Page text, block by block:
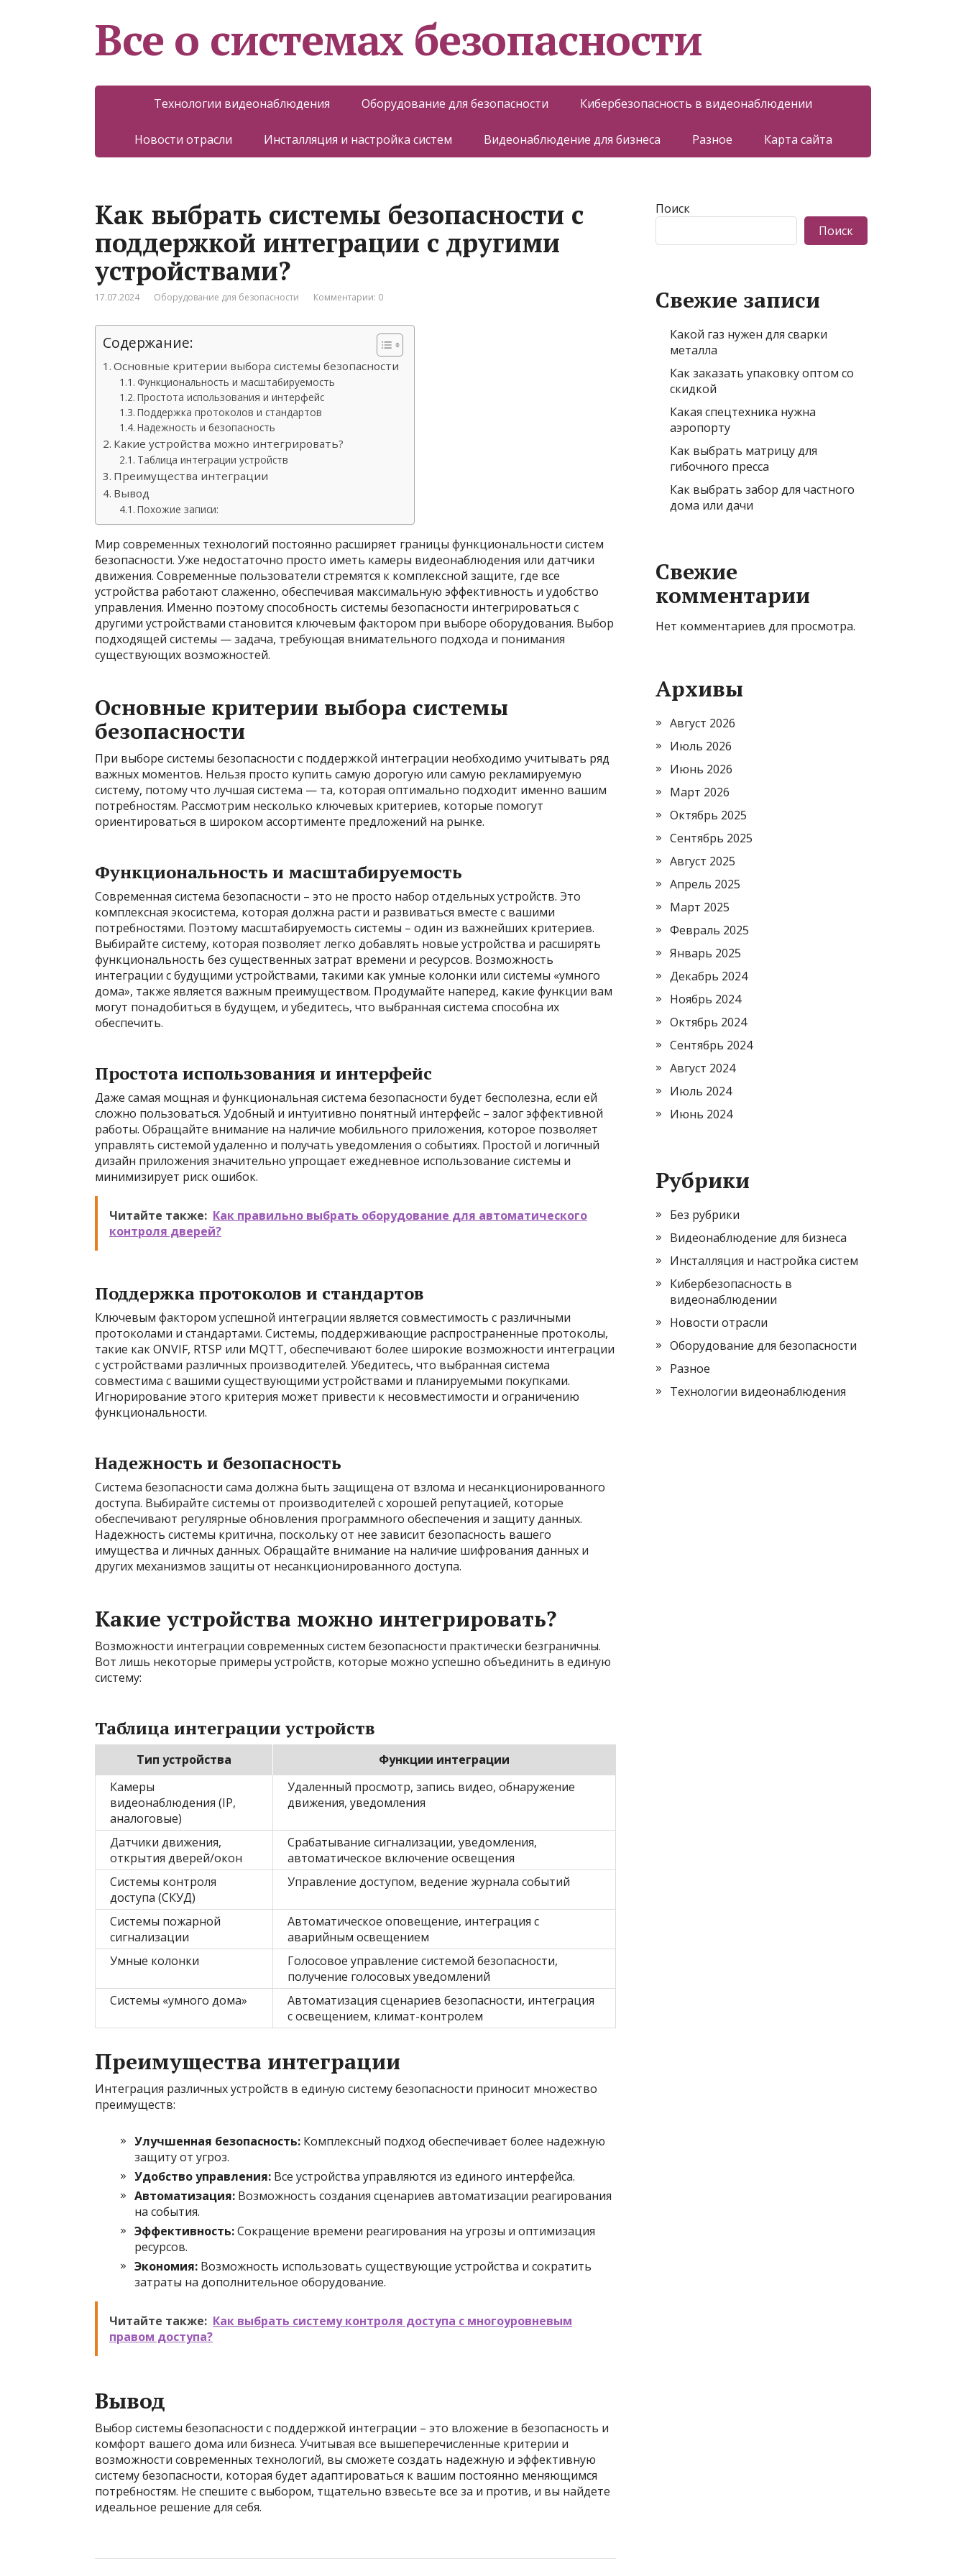
Все о системах безопасности
Технологии видеонаблюдения Оборудование для безопасности Кибербезопасность в видеонаблюдении
Новости отрасли Инсталляция и настройка систем Видеонаблюдение для бизнеса Разное Карта сайта
Как выбрать системы безопасности с
поддержкой интеграции с другими
устройствами?
17.07.2024 Оборудование для безопасности Комментарии: 0
Содержание:
Основные критерии выбора системы безопасности
Функциональность и масштабируемость
Простота использования и интерфейс
Поддержка протоколов и стандартов
Надежность и безопасность
Какие устройства можно интегрировать?
Таблица интеграции устройств
Преимущества интеграции
Вывод
Похожие записи:
Мир современных технологий постоянно расширяет границы функциональности систем
безопасности. Уже недостаточно просто иметь камеры видеонаблюдения или датчики
движения. Современные пользователи стремятся к комплексной защите, где все
устройства работают слаженно, обеспечивая максимальную эффективность и удобство
управления. Именно поэтому способность системы безопасности интегрироваться с
другими устройствами становится ключевым фактором при выборе оборудования. Выбор
подходящей системы — задача, требующая внимательного подхода и понимания
существующих возможностей.
Основные критерии выбора системы
безопасности
При выборе системы безопасности с поддержкой интеграции необходимо учитывать ряд
важных моментов. Нельзя просто купить самую дорогую или самую рекламируемую
систему, потому что лучшая система — та, которая оптимально подходит именно вашим
потребностям. Рассмотрим несколько ключевых критериев, которые помогут
ориентироваться в широком ассортименте предложений на рынке.
Функциональность и масштабируемость
Современная система безопасности – это не просто набор отдельных устройств. Это
комплексная экосистема, которая должна расти и развиваться вместе с вашими
потребностями. Поэтому масштабируемость системы – один из важнейших критериев.
Выбирайте систему, которая позволяет легко добавлять новые устройства и расширять
функциональность без существенных затрат времени и ресурсов. Возможность
интеграции с будущими устройствами, такими как умные колонки или системы «умного
дома», также является важным преимуществом. Продумайте наперед, какие функции вам
могут понадобиться в будущем, и убедитесь, что выбранная система способна их
обеспечить.
Простота использования и интерфейс
Даже самая мощная и функциональная система безопасности будет бесполезна, если ей
сложно пользоваться. Удобный и интуитивно понятный интерфейс – залог эффективной
работы. Обращайте внимание на наличие мобильного приложения, которое позволяет
управлять системой удаленно и получать уведомления о событиях. Простой и логичный
дизайн приложения значительно упрощает ежедневное использование системы и
минимизирует риск ошибок.
Читайте также: Как правильно выбрать оборудование для автоматического
контроля дверей?
Поддержка протоколов и стандартов
Ключевым фактором успешной интеграции является совместимость с различными
протоколами и стандартами. Системы, поддерживающие распространенные протоколы,
такие как ONVIF, RTSP или MQTT, обеспечивают более широкие возможности интеграции
с устройствами различных производителей. Убедитесь, что выбранная система
совместима с вашими существующими устройствами и планируемыми покупками.
Игнорирование этого критерия может привести к несовместимости и ограничению
функциональности.
Надежность и безопасность
Система безопасности сама должна быть защищена от взлома и несанкционированного
доступа. Выбирайте системы от производителей с хорошей репутацией, которые
обеспечивают регулярные обновления программного обеспечения и защиту данных.
Надежность системы критична, поскольку от нее зависит безопасность вашего
имущества и личных данных. Обращайте внимание на наличие шифрования данных и
других механизмов защиты от несанкционированного доступа.
Какие устройства можно интегрировать?
Возможности интеграции современных систем безопасности практически безграничны.
Вот лишь некоторые примеры устройств, которые можно успешно объединить в единую
систему:
Таблица интеграции устройств
Тип устройства
Функции интеграции
Камеры
видеонаблюдения (IP,
аналоговые)
Удаленный просмотр, запись видео, обнаружение
движения, уведомления
Датчики движения,
открытия дверей/окон
Срабатывание сигнализации, уведомления,
автоматическое включение освещения
Системы контроля
доступа (СКУД)
Управление доступом, ведение журнала событий
Системы пожарной
сигнализации
Автоматическое оповещение, интеграция с
аварийным освещением
Умные колонки
Голосовое управление системой безопасности,
получение голосовых уведомлений
Системы «умного дома»
Автоматизация сценариев безопасности, интеграция
с освещением, климат-контролем
Преимущества интеграции
Интеграция различных устройств в единую систему безопасности приносит множество
преимуществ:
Улучшенная безопасность: Комплексный подход обеспечивает более надежную
защиту от угроз.
Удобство управления: Все устройства управляются из единого интерфейса.
Автоматизация: Возможность создания сценариев автоматизации реагирования
на события.
Эффективность:Сокращение времени реагирования на угрозы и оптимизация
ресурсов.
Экономия: Возможность использовать существующие устройства и сократить
затраты на дополнительное оборудование.
Читайте также: Как выбрать систему контроля доступа с многоуровневым
правом доступа?
Вывод
Выбор системы безопасности с поддержкой интеграции – это вложение в безопасность и
комфорт вашего дома или бизнеса. Учитывая все вышеперечисленные критерии и
возможности современных технологий, вы сможете создать надежную и эффективную
систему безопасности, которая будет адаптироваться к вашим постоянно меняющимся
потребностям. Не спешите с выбором, тщательно взвесьте все за и против, и вы найдете
идеальное решение для себя.
Поиск
Поиск
Свежие записи
Какой газ нужен для сварки
металла
Как заказать упаковку оптом со
скидкой
Какая спецтехника нужна
аэропорту
Как выбрать матрицу для
гибочного пресса
Как выбрать забор для частного
дома или дачи
Свежие
комментарии
Нет комментариев для просмотра.
Архивы
Август 2026
Июль 2026
Июнь 2026
Март 2026
Октябрь 2025
Сентябрь 2025
Август 2025
Апрель 2025
Март 2025
Февраль 2025
Январь 2025
Декабрь 2024
Ноябрь 2024
Октябрь 2024
Сентябрь 2024
Август 2024
Июль 2024
Июнь 2024
Рубрики
Без рубрики
Видеонаблюдение для бизнеса
Инсталляция и настройка систем
Кибербезопасность в
видеонаблюдении
Новости отрасли
Оборудование для безопасности
Разное
Технологии видеонаблюдения